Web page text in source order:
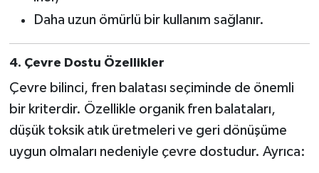
Daha uzun ömürlü bir kullanım sağlanır.
4. Çevre Dostu Özellikler
Çevre bilinci, fren balatası seçiminde de önemli
bir kriterdir. Özellikle organik fren balataları,
düşük toksik atık üretmeleri ve geri dönüşüme
uygun olmaları nedeniyle çevre dostudur. Ayrıca: